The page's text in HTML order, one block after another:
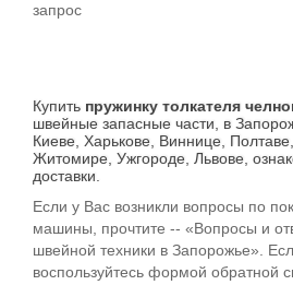
запрос
Купить пружинку толкателя
швейные запасные части, в
Киеве, Харькове, Виннице,
Житомире, Ужгороде, Львове,
доставки.
Если у Вас возникли вопросы по
машины, прочтите -- «Вопросы и
швейной техники в Запорожье».
воспользуйтесь формой обратной